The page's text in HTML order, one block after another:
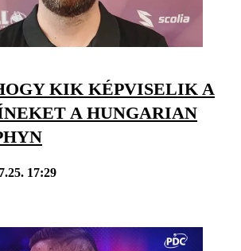
KIK KÉPVISELIK A
A HUNGARIAN
17:29